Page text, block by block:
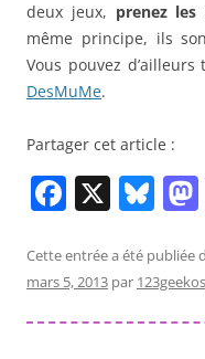
deux jeux, prenez les
même principe, ils
Vous pouvez d’ailleurs
DesMuMe.
Partager cet article :
F
c
e
b
X Bl
e
sk
y
Cette entrée a été publiée
mars 5, 2013 par 123geekos